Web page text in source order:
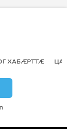
ХАБӔРТТӔ